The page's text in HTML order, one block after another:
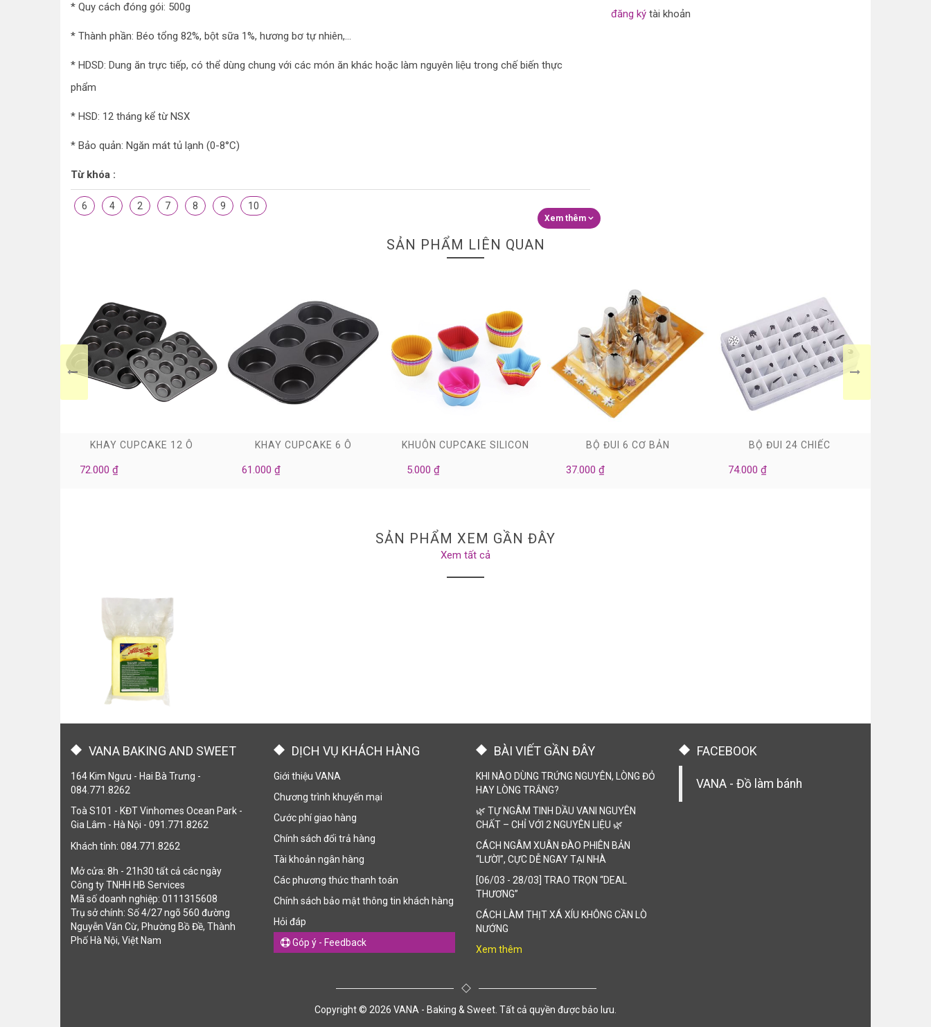
* Quy cách đóng gói: 500g
* Thành phần: Béo tổng 82%, bột sữa 1%, hương bơ tự nhiên,...
* HDSD: Dung ăn trực tiếp, có thể dùng chung với các món ăn khác hoặc làm nguyên liệu trong chế biến thực
phẩm
* HSD: 12 tháng kể từ NSX
* Bảo quản: Ngăn mát tủ lạnh (0-8°C)
Từ khóa :
6 4 2 7 8 9 10
đăng ký tài khoản
SẢN PHẨM LIÊN QUAN
KHAY CUPCAKE 12 Ô
72.000 ₫
KHAY CUPCAKE 6 Ô
61.000 ₫
KHUÔN CUPCAKE SILICON
5.000 ₫
BỘ ĐUI 6 CƠ BẢN
37.000 ₫
BỘ ĐUI 24 CHIẾC
74.000 ₫
SẢN PHẨM XEM GẦN ĐÂY
Xem tất cả
VANA BAKING AND SWEET
164 Kim Ngưu - Hai Bà Trưng -
084.771.8262
Toà S101 - KĐT Vinhomes Ocean Park -
Gia Lâm - Hà Nội - 091.771.8262
Khách tỉnh: 084.771.8262
Mở cửa: 8h - 21h30 tất cả các ngày
Công ty TNHH HB Services
Mã số doanh nghiệp: 0111315608
Trụ sở chính: Số 4/27 ngõ 560 đường
Nguyễn Văn Cừ, Phường Bồ Đề, Thành
Phố Hà Nội, Việt Nam
DỊCH VỤ KHÁCH HÀNG
Giới thiệu VANA
Chương trình khuyến mại
Cước phí giao hàng
Chính sách đổi trả hàng
Tài khoản ngân hàng
Các phương thức thanh toán
Chính sách bảo mật thông tin khách hàng
Hỏi đáp
Góp ý - Feedback
BÀI VIẾT GẦN ĐÂY
KHI NÀO DÙNG TRỨNG NGUYÊN, LÒNG ĐỎ
HAY LÒNG TRẮNG?
🌿 TỰ NGÂM TINH DẦU VANI NGUYÊN
CHẤT – CHỈ VỚI 2 NGUYÊN LIỆU 🌿
CÁCH NGÂM XUÂN ĐÀO PHIÊN BẢN
“LƯỜI”, CỰC DỄ NGAY TẠI NHÀ
[06/03 - 28/03] TRAO TRỌN “DEAL
THƯƠNG”
CÁCH LÀM THỊT XÁ XÍU KHÔNG CẦN LÒ
NƯỚNG
Xem thêm
FACEBOOK
VANA - Đồ làm bánh
Copyright © 2026 VANA - Baking & Sweet. Tất cả quyền được bảo lưu.